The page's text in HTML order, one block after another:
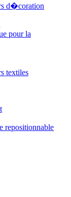
d�coration
pour la
textiles
repositionnable